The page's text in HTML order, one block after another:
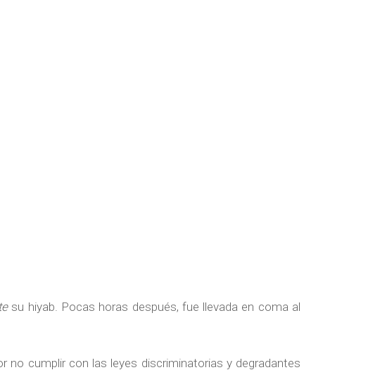
su hiyab. Pocas horas después, fue llevada en coma al
no cumplir con las leyes discriminatorias y degradantes